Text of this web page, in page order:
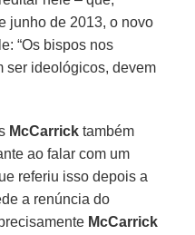
junho de 2013, o novo
“Os bispos nos
ser ideológicos, devem
McCarrick também
ao falar com um
referiu isso depois a
a renúncia do
McCarrick